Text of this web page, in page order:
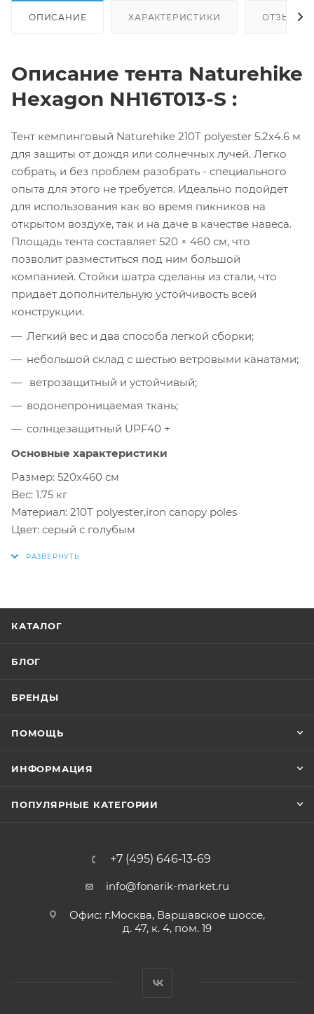
ОПИСАНИЕ ХАРАКТЕРИСТИКИ ОТЗЫВЫ
Описание тента Naturehike
Hexagon NH16T013-S :
Тент кемпинговый Naturehike 210T polyester 5.2х4.6 м
для защиты от дождя или солнечных лучей. Легко
собрать, и без проблем разобрать - специального
опыта для этого не требуется. Идеально подойдет
для использования как во время пикников на
открытом воздухе, так и на даче в качестве навеса.
Площадь тента составляет 520 × 460 см, что
позволит разместиться под ним большой
компанией. Стойки шатра сделаны из стали, что
придает дополнительную устойчивость всей
конструкции.
Легкий вес и два способа легкой сборки;
небольшой склад с шестью ветровыми канатами;
ветрозащитный и устойчивый;
водонепроницаемая ткань;
солнцезащитный UPF40 +
Основные характеристики
Размер: 520х460 см
Вес: 1.75 кг
Материал: 210T polyester,iron canopy poles
Цвет: серый с голубым
КАТАЛОГ
БЛОГ
БРЕНДЫ
ПОМОЩЬ
ИНФОРМАЦИЯ
ПОПУЛЯРНЫЕ КАТЕГОРИИ
+7 (495) 646-13-69
info@fonarik-market.ru
Офис: г.Москва, Варшавское шоссе,
д. 47, к. 4, пом. 19